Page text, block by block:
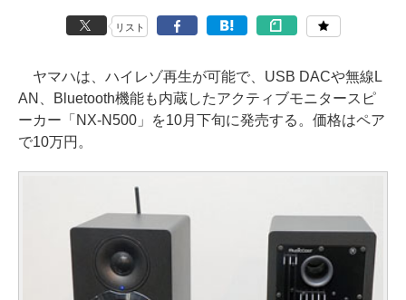
リスト
ヤマハは、ハイレゾ再生が可能で、USB DACや無線L
AN、Bluetooth機能も内蔵したアクティブモニタースピ
ーカー「NX-N500」を10月下旬に発売する。価格はペア
で10万円。